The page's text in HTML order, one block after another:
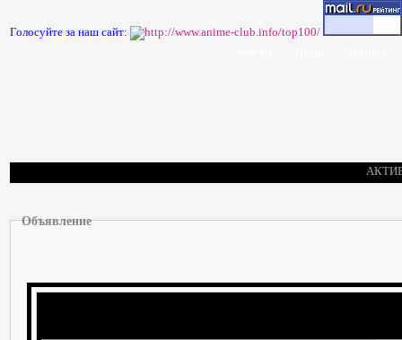
Голосуйте за наш сайт:
Объявление